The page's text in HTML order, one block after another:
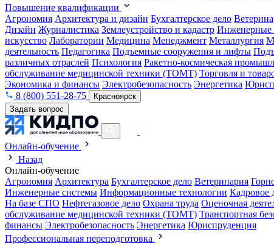
Повышение квалификации
Агрономия Архитектура и дизайн Бухгалтерское дело
Дизайн Журналистика Землеустройство и кадастр Инженерные
искусство Лаборатории Медицина Менеджмент Металлургия
деятельность Педагогика Подъемные сооружения и лифты
различных отраслей Психология Ракетно-космическая
обслуживание медицинской техники (ТОМТ) Торговля и
Экономика и финансы Электробезопасность Энергетика
8 (800) 551-28-75
Красноярск
Задать вопрос
Онлайн-обучение
Назад
Онлайн-обучение
Агрономия Архитектура Бухгалтерское дело Ветеринария
Инженерные системы Информационные технологии Кадровое
На базе СПО Нефтегазовое дело Охрана труда Оценочная
обслуживание медицинской техники (ТОМТ) Транспортная
финансы Электробезопасность Энергетика Юриспруденция
Профессиональная переподготовка